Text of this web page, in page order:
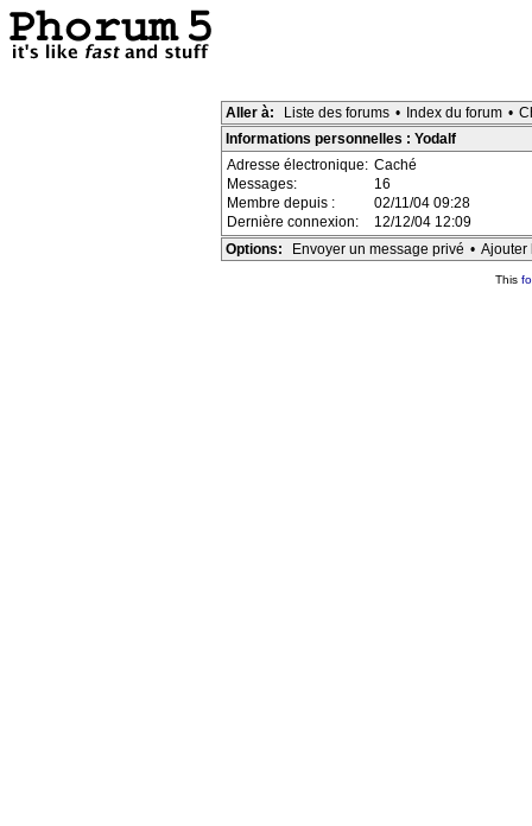
Aller à: Liste des forums • Index du forum •
Informations personnelles : Yodalf
Adresse électronique: Caché
Messages:
16
Membre depuis :
02/11/04 09:28
Dernière connexion:
12/12/04 12:09
Options:
Envoyer un message privé • Ajouter
This